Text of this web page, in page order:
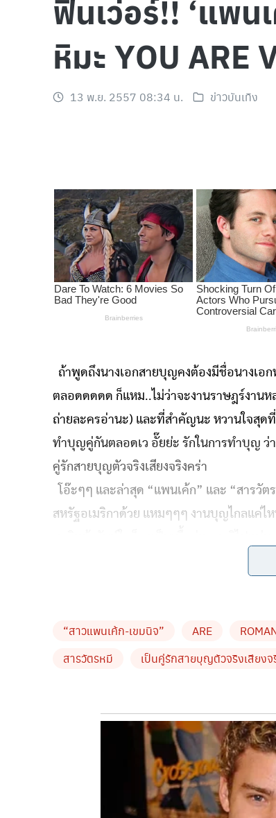
ฟินเว่อร์!! ‘แพน
หิมะ YOU ARE
13 พ.ย. 2557 08:34 น. ข่าวบันเทิง
ถ้าพูดถึงนางเอกสายบุญคงต้องมีชื่อนางเอ
ตลอดดดดด ก็แหม..ไม่ว่าจะงานราษฎร์งาน
ถ่ายละครอ่านะ) และที่สำคัญนะ หวานใจสุด
ทำบุญคู่กันตลอดเว อั๊ยย่ะ รักในการทำบุญ ว่
คู่รักสายบุญตัวจริงเสียงจริงคร่า
โอ๊ะๆๆ และล่าสุด “แพนเค้ก” และ “สารวั
สหรัฐอเมริกาด้วย แหมๆๆๆ งานบุญไกลแค่ไ
คู่ยังมีเวลาสวีทหวานให้แฟนๆ ได้อิจฉาตาร้
เอาเป็นว่ามาถึงบรรทัดนี้ ทั้งคู่เหมาะสมคร
by TVPOOL ONLINE
“สาวแพนเค้ก-เขมนิจ” ARE
สารวัตรหมี
เป็นคู่รักสายบุญตัวจริงเสียงจ